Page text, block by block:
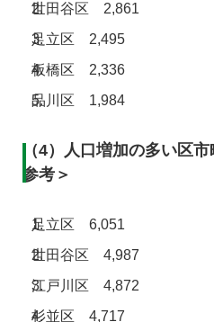
世田谷区 2,861
足立区 2,495
板橋区 2,336
品川区 1,984
（4）人口増加の多い区
参考＞
足立区 6,051
世田谷区 4,987
江戸川区 4,872
杉並区 4,717